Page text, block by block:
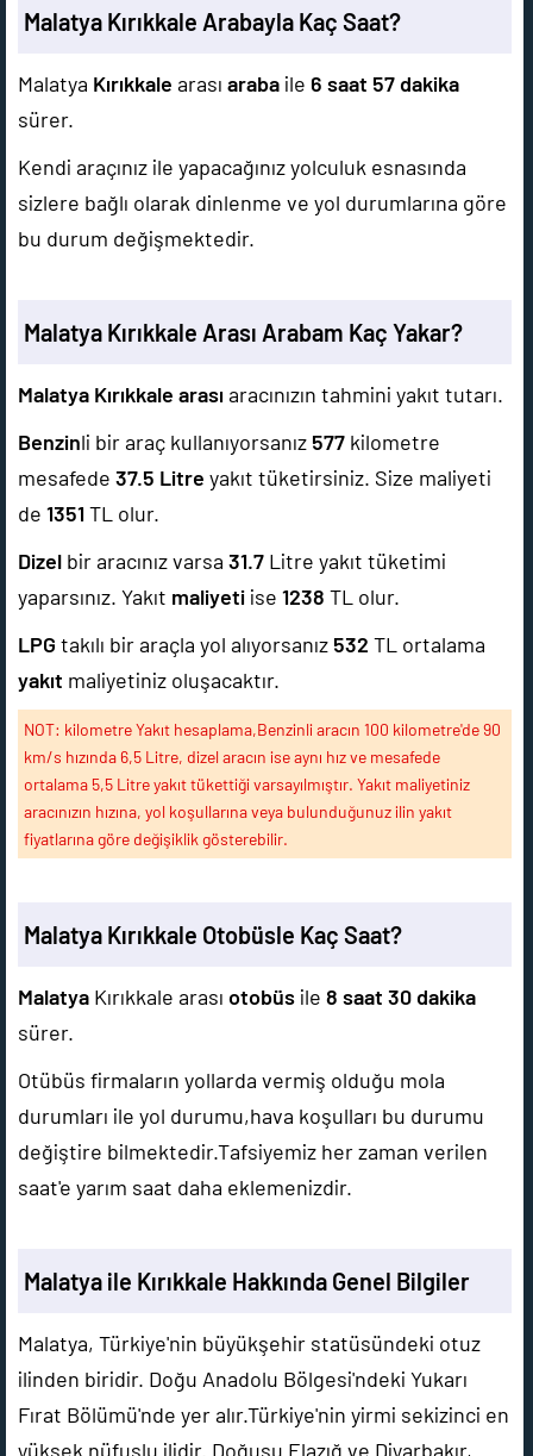
Malatya Kırıkkale Arabayla Kaç Saat?
Malatya Kırıkkale arası araba ile 6 saat 57 dakika
sürer.
Kendi araçınız ile yapacağınız yolculuk esnasında
sizlere bağlı olarak dinlenme ve yol durumlarına göre
bu durum değişmektedir.
Malatya Kırıkkale Arası Arabam Kaç Yakar?
Malatya Kırıkkale arasıaracınızın tahmini yakıt tutarı.
Benzinli bir araç kullanıyorsanız 577 kilometre
mesafede 37.5 Litre yakıt tüketirsiniz. Size maliyeti
de 1351TL olur.
Dizel bir aracınız varsa 31.7 Litre yakıt tüketimi
yaparsınız. Yakıt maliyeti ise 1238 TL olur.
LPG takılı bir araçla yol alıyorsanız 532 TL ortalama
yakıt maliyetiniz oluşacaktır.
NOT: kilometre Yakıt hesaplama,Benzinli aracın 100 kilometre'de 90
km/s hızında 6,5 Litre, dizel aracın ise aynı hız ve mesafede
ortalama 5,5 Litre yakıt tükettiği varsayılmıştır. Yakıt maliyetiniz
aracınızın hızına, yol koşullarına veya bulunduğunuz ilin yakıt
fiyatlarına göre değişiklik gösterebilir.
Malatya Kırıkkale Otobüsle Kaç Saat?
Malatya Kırıkkale arası otobüs ile 8 saat 30 dakika
sürer.
Otübüs firmaların yollarda vermiş olduğu mola
durumları ile yol durumu,hava koşulları bu durumu
değiştire bilmektedir.Tafsiyemiz her zaman verilen
saat'e yarım saat daha eklemenizdir.
Malatya ile Kırıkkale Hakkında Genel Bilgiler
Malatya, Türkiye'nin büyükşehir statüsündeki otuz
ilinden biridir. Doğu Anadolu Bölgesi'ndeki Yukarı
Fırat Bölümü'nde yer alır.Türkiye'nin yirmi sekizinci en
yüksek nüfuslu ilidir. Doğusu Elazığ ve Diyarbakır,